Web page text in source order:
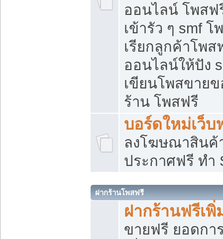
ออนไลน์ โพสฟ
เข้ารัว ๆ smf
เรียกลูกค้าโพส
ออนไลน์ให้ปัง
เขียนโพสขาย
ร้าน โพสฟรี
บอร์ดใหม่เว็บ
ลงโฆษณาสิน
ประกาศฟรี ทำ
ฝากร้านโพสฟรี
ฝากร้านฟรีเ
ขายฟรี ยอดกา